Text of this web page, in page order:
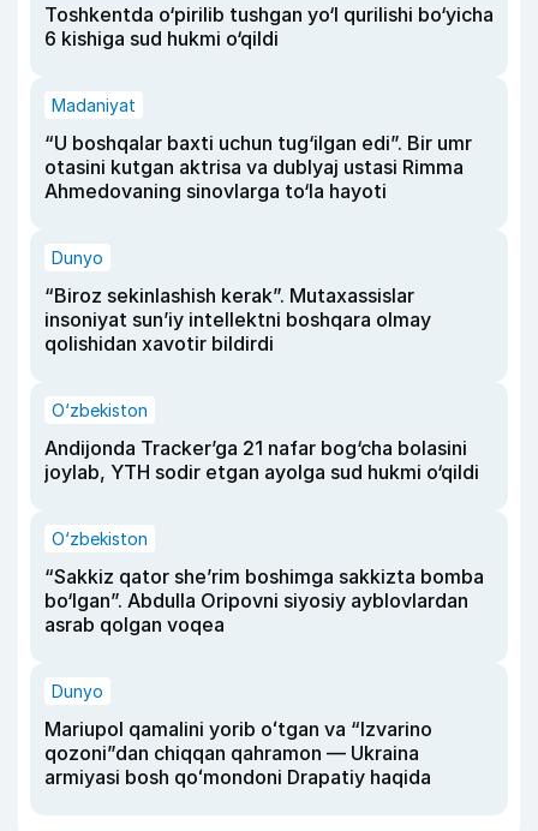
Toshkentda o‘pirilib tushgan yo‘l qurilishi bo‘yicha
6 kishiga sud hukmi o‘qildi
Madaniyat
“U boshqalar baxti uchun tug‘ilgan edi”. Bir umr
otasini kutgan aktrisa va dublyaj ustasi Rimma
Ahmedovaning sinovlarga to‘la hayoti
Dunyo
“Biroz sekinlashish kerak”. Mutaxassislar
insoniyat sun’iy intellektni boshqara olmay
qolishidan xavotir bildirdi
O‘zbekiston
Andijonda Tracker’ga 21 nafar bog‘cha bolasini
joylab, YTH sodir etgan ayolga sud hukmi o‘qildi
O‘zbekiston
“Sakkiz qator she’rim boshimga sakkizta bomba
bo‘lgan”. Abdulla Oripovni siyosiy ayblovlardan
asrab qolgan voqea
Dunyo
Mariupol qamalini yorib oʻtgan va “Izvarino
qozoni”dan chiqqan qahramon — Ukraina
armiyasi bosh qoʻmondoni Drapatiy haqida